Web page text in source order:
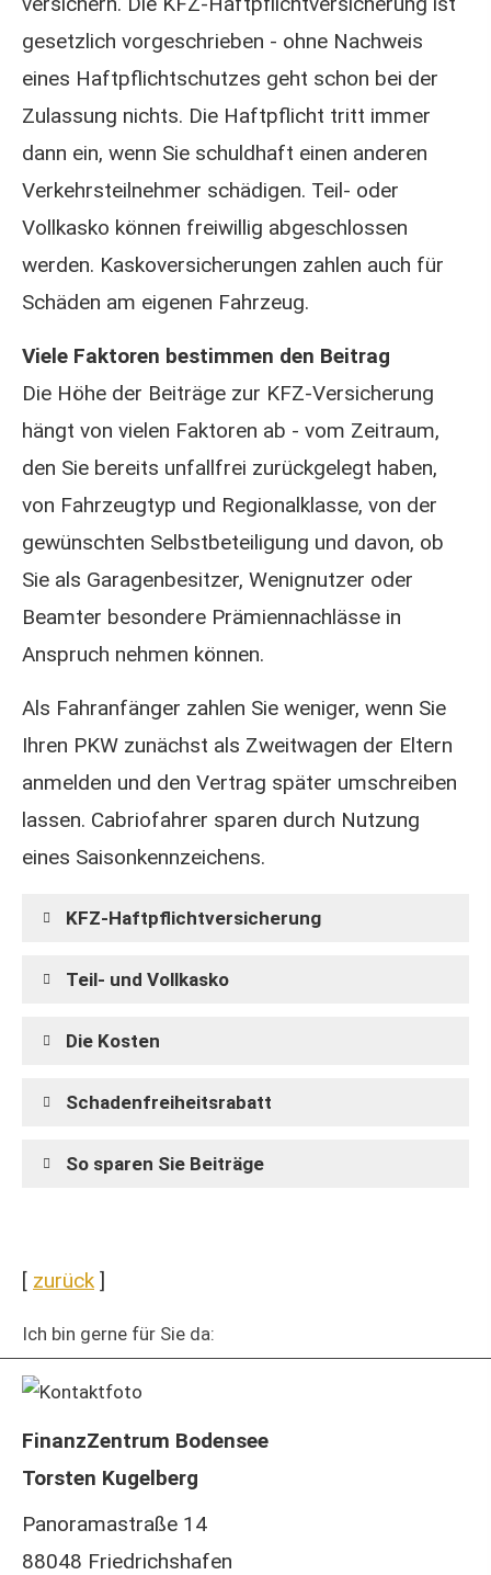
gesetzlich vorgeschrieben - ohne Nachweis
eines Haft­pflichtschutzes geht schon bei der
Zulassung nichts. Die Haft­pflicht tritt immer
dann ein, wenn Sie schuldhaft einen anderen
Verkehrsteilnehmer schädigen. Teil- oder
Vollkasko können freiwillig abgeschlossen
werden. Kaskoversicherungen zahlen auch für
Schäden am eigenen Fahrzeug.
Viele Faktoren bestimmen den Beitrag
Die Höhe der Beiträge zur KFZ-Versicherung
hängt von vielen Faktoren ab - vom Zeitraum,
den Sie bereits unfallfrei zurückgelegt haben,
von Fahrzeugtyp und Regionalklasse, von der
gewünschten Selbstbeteiligung und davon, ob
Sie als Garagenbesitzer, Wenignutzer oder
Beamter besondere Prämiennachlässe in
Anspruch nehmen können.
Als Fahranfänger zahlen Sie weniger, wenn Sie
Ihren PKW zunächst als Zweitwagen der Eltern
anmelden und den Vertrag später umschreiben
lassen. Cabriofahrer sparen durch Nutzung
eines Saisonkennzeichens.
KFZ-Haft­pflichtversicherung
Teil- und Vollkasko
Die Kosten
Schadenfreiheitsrabatt
So sparen Sie Beiträge
[ zurück ]
Ich bin gerne für Sie da:
FinanzZentrum Bodensee
Torsten Kugelberg
Panoramastraße 14
88048 Friedrichshafen